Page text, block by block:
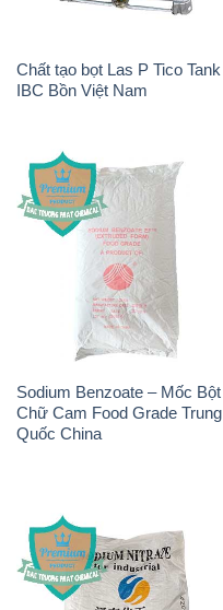
Chất tạo bọt Las P Tico Tank
IBC Bồn Việt Nam
Sodium Benzoate – Mốc Bột
Chữ Cam Food Grade Trung
Quốc China